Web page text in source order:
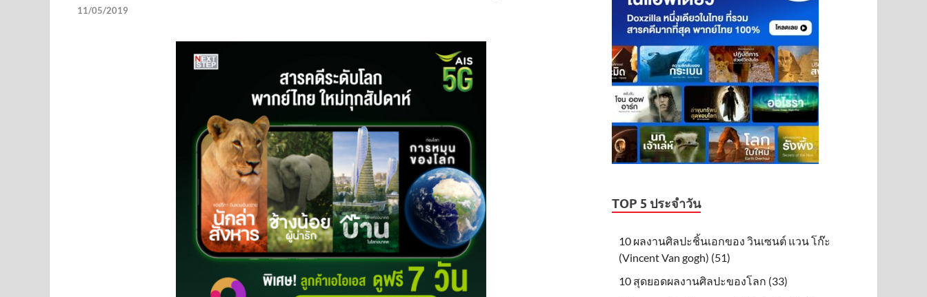
11/05/2019
TOP 5 ประจำวัน
10 ผลงานศิลปะชิ้นเอกของ วินเซนต์ แวน โก๊ะ
(Vincent Van gogh) (51)
10 สุดยอดผลงานศิลปะของโลก (33)